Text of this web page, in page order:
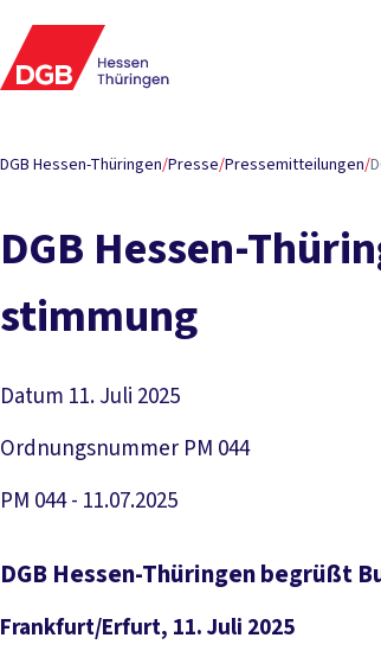
DGB Hessen-Thüringen/Presse/Pressemitteilungen/
DGB Hes­sen-
stim­mung
Datum 11. Juli 2025
Ordnungsnummer PM 044
PM 044 - 11.07.2025
DGB Hessen-Thüringen begrüßt
Frankfurt/Erfurt, 11. Juli 2025